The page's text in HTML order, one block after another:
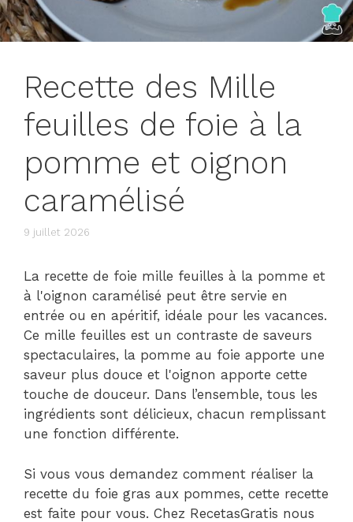
Recette des Mille
feuilles de foie à la
pomme et oignon
caramélisé
9 juillet 2026
La recette de foie mille feuilles à la pomme et
à l'oignon caramélisé peut être servie en
entrée ou en apéritif, idéale pour les vacances.
Ce mille feuilles est un contraste de saveurs
spectaculaires, la pomme au foie apporte une
saveur plus douce et l'oignon apporte cette
touche de douceur. Dans l’ensemble, tous les
ingrédients sont délicieux, chacun remplissant
une fonction différente.
Si vous vous demandez comment réaliser la
recette du foie gras aux pommes, cette recette
est faite pour vous. Chez RecetasGratis nous